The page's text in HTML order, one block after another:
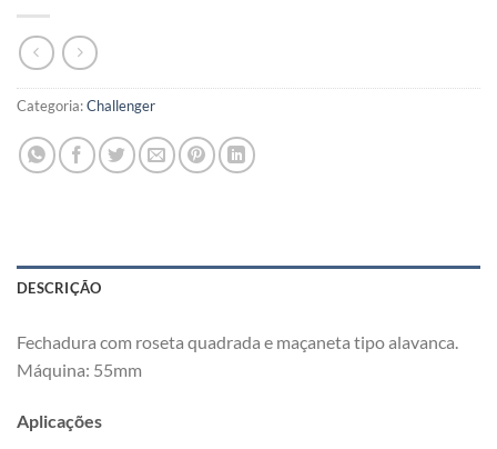
Categoria:Challenger
DESCRIÇÃO
Fechadura com roseta quadrada e maçaneta tipo alavanca.
Máquina: 55mm
Aplicações